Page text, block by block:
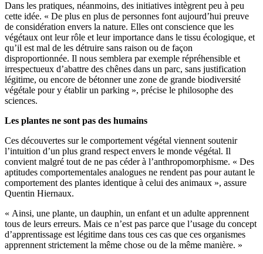
Dans les pratiques, néanmoins, des initiatives intègrent peu à peu
cette idée. « De plus en plus de personnes font aujourd’hui preuve
de considération envers la nature. Elles ont conscience que les
végétaux ont leur rôle et leur importance dans le tissu écologique, et
qu’il est mal de les détruire sans raison ou de façon
disproportionnée. Il nous semblera par exemple répréhensible et
irrespectueux d’abattre des chênes dans un parc, sans justification
légitime, ou encore de bétonner une zone de grande biodiversité
végétale pour y établir un parking », précise le philosophe des
sciences.
Les plantes ne sont pas des humains
Ces découvertes sur le comportement végétal viennent soutenir
l’intuition d’un plus grand respect envers le monde végétal. Il
convient malgré tout de ne pas céder à l’anthropomorphisme. « Des
aptitudes comportementales analogues ne rendent pas pour autant le
comportement des plantes identique à celui des animaux », assure
Quentin Hiernaux.
« Ainsi, une plante, un dauphin, un enfant et un adulte apprennent
tous de leurs erreurs. Mais ce n’est pas parce que l’usage du concept
d’apprentissage est légitime dans tous ces cas que ces organismes
apprennent strictement la même chose ou de la même manière. »